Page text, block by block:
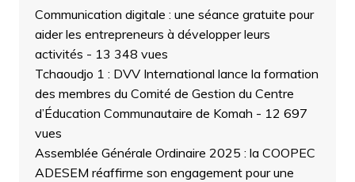
Communication digitale : une séance gratuite pour
aider les entrepreneurs à développer leurs
activités - 13 348 vues
Tchaoudjo 1 : DVV International lance la formation
des membres du Comité de Gestion du Centre
d’Éducation Communautaire de Komah - 12 697
vues
Assemblée Générale Ordinaire 2025 : la COOPEC
ADESEM réaffirme son engagement pour une